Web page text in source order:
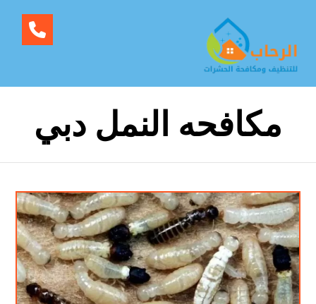
مكافحه النمل دبي